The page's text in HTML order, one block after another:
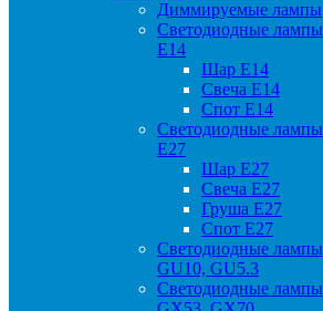
Диммируемые лампы
Светодиодные лампы
Е14
Шар Е14
Свеча Е14
Спот Е14
Светодиодные лампы
Е27
Шар Е27
Свеча Е27
Груша Е27
Спот Е27
Светодиодные лампы
GU10, GU5.3
Светодиодные лампы